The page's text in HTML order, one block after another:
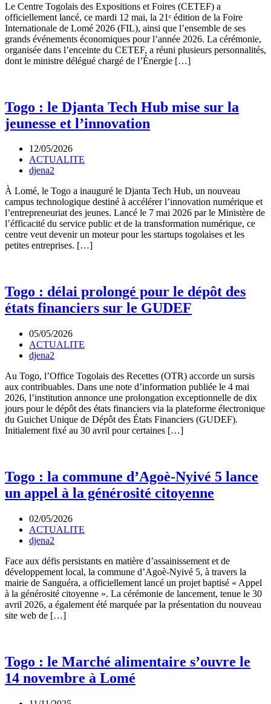
Le Centre Togolais des Expositions et Foires (CETEF) a
officiellement lancé, ce mardi 12 mai, la 21ᵉ édition de la Foire
Internationale de Lomé 2026 (FIL), ainsi que l’ensemble de ses
grands événements économiques pour l’année 2026. La cérémonie,
organisée dans l’enceinte du CETEF, a réuni plusieurs personnalités,
dont le ministre délégué chargé de l’Énergie […]
Togo : le Djanta Tech Hub mise sur la
jeunesse et l’innovation
12/05/2026
ACTUALITE
djena2
À Lomé, le Togo a inauguré le Djanta Tech Hub, un nouveau
campus technologique destiné à accélérer l’innovation numérique et
l’entrepreneuriat des jeunes. Lancé le 7 mai 2026 par le Ministère de
l’éfficacité du service public et de la transformation numérique, ce
centre veut devenir un moteur pour les startups togolaises et les
petites entreprises. […]
Togo : délai prolongé pour le dépôt des
états financiers sur le GUDEF
05/05/2026
ACTUALITE
djena2
Au Togo, l’Office Togolais des Recettes (OTR) accorde un sursis
aux contribuables. Dans une note d’information publiée le 4 mai
2026, l’institution annonce une prolongation exceptionnelle de dix
jours pour le dépôt des états financiers via la plateforme électronique
du Guichet Unique de Dépôt des États Financiers (GUDEF).
Initialement fixé au 30 avril pour certaines […]
Togo : la commune d’Agoè-Nyivé 5 lance
un appel à la générosité citoyenne
02/05/2026
ACTUALITE
djena2
Face aux défis persistants en matière d’assainissement et de
développement local, la commune d’Agoè-Nyivé 5, à travers la
mairie de Sanguéra, a officiellement lancé un projet baptisé « Appel
à la générosité citoyenne ». La cérémonie de lancement, tenue le 30
avril 2026, a également été marquée par la présentation du nouveau
site web de […]
Togo : le Marché alimentaire s’ouvre le
14 novembre à Lomé